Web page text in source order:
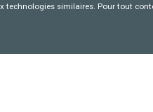
technologies similaires. Pour tout